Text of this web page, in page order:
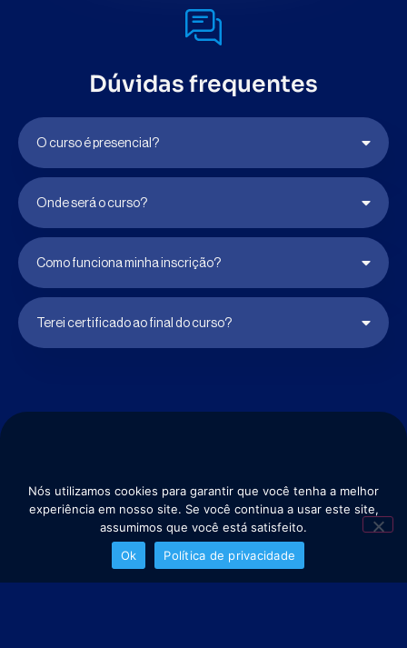
Dúvidas frequentes
O curso é presencial?
Onde será o curso?
Como funciona minha inscrição?
Terei certificado ao final do curso?
Local
Nós utilizamos cookies para garantir que você tenha a melhor
experiência em nosso site. Se você continua a usar este site,
assumimos que você está satisfeito.
Ok
Política de privacidade